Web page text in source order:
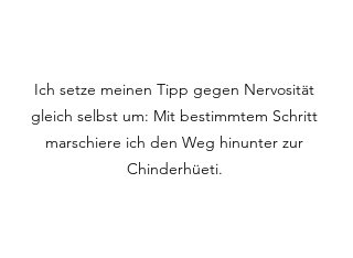
Ich setze meinen Tipp gegen Nervosität
gleich selbst um: Mit bestimmtem Schritt
marschiere ich den Weg hinunter zur
Chinderhüeti.